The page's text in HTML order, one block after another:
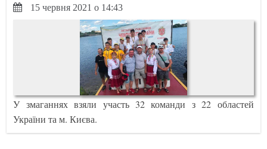
15 червня 2021 о 14:43
У змаганнях взяли участь 32 команди з 22 областей
України та м. Києва.